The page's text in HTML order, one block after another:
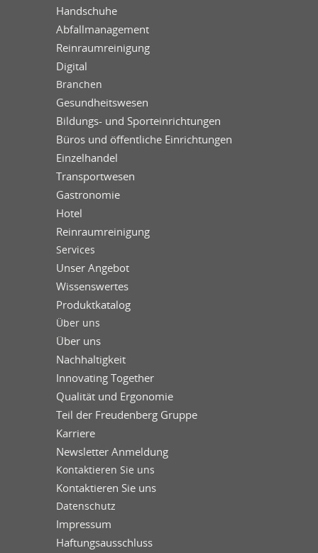
Handschuhe
Abfallmanagement
Reinraumreinigung
Digital
Branchen
Gesundheitswesen
Bildungs- und Sporteinrichtungen
Büros und öffentliche Einrichtungen
Einzelhandel
Transportwesen
Gastronomie
Hotel
Reinraumreinigung
Services
Unser Angebot
Wissenswertes
Produktkatalog
Über uns
Über uns
Nachhaltigkeit
Innovating Together
Qualität und Ergonomie
Teil der Freudenberg Gruppe
Karriere
Newsletter Anmeldung
Kontaktieren Sie uns
Kontaktieren Sie uns
Datenschutz
Impressum
Haftungsausschluss